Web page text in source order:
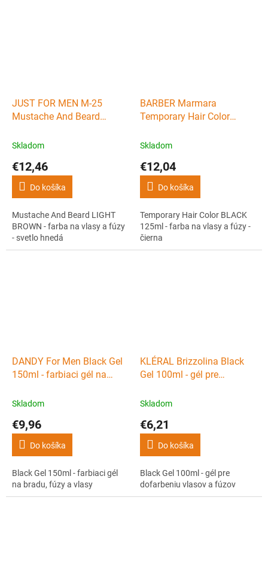
JUST FOR MEN M-25
Mustache And Beard
vlasy a fúzy - svetlo hnedá
Skladom
€12,46
Do košíka
Mustache And Beard LIGHT
BROWN - farba na vlasy a fúzy
- svetlo hnedá
BARBER Marmara
Temporary Hair Color
vlasy a fúzy - čierna
Skladom
€12,04
Do košíka
Temporary Hair Color BLACK
125ml - farba na vlasy a fúzy -
čierna
DANDY For Men Black Gel
150ml - farbiaci gél na
Skladom
€9,96
Do košíka
Black Gel 150ml - farbiaci gél
na bradu, fúzy a vlasy
KLÉRAL Brizzolina Black
Gel 100ml - gél pre
Skladom
€6,21
Do košíka
Black Gel 100ml - gél pre
dofarbeniu vlasov a fúzov